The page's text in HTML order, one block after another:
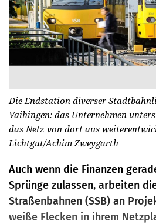
Die Endstation diverser
Vaihingen: das Unternehmen
das Netz von dort aus
Lichtgut/Achim Zweygarth
Auch wenn die Finanzen
Sprünge zulassen, arbeiten
Straßenbahnen (SSB) an
weiße Flecken in ihrem